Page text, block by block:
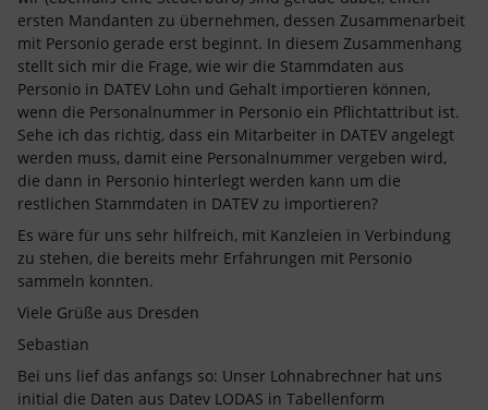
ersten Mandanten zu übernehmen, dessen Zusammenarbeit
mit Personio gerade erst beginnt. In diesem Zusammenhang
stellt sich mir die Frage, wie wir die Stammdaten aus
Personio in DATEV Lohn und Gehalt importieren können,
wenn die Personalnummer in Personio ein Pflichtattribut ist.
Sehe ich das richtig, dass ein Mitarbeiter in DATEV angelegt
werden muss, damit eine Personalnummer vergeben wird,
die dann in Personio hinterlegt werden kann um die
restlichen Stammdaten in DATEV zu importieren?
Es wäre für uns sehr hilfreich, mit Kanzleien in Verbindung
zu stehen, die bereits mehr Erfahrungen mit Personio
sammeln konnten.
Viele Grüße aus Dresden
Sebastian
Bei uns lief das anfangs so: Unser Lohnabrechner hat uns
initial die Daten aus Datev LODAS in Tabellenform